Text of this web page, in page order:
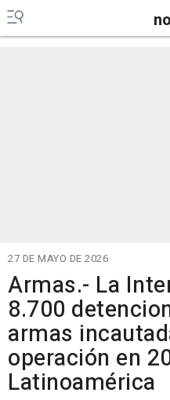
27 DE MAYO DE 2026
Armas.- La
8.700
armas
operación en
Latinoamérica